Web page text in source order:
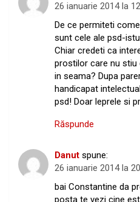
26 ianuarie 2014 la
De ce permiteti
sunt cele ale psd-
Chiar credeti ca
prostilor care nu stiu
in seama? Dupa
handicapat
psd! Doar leprele si
Răspunde
Danut spune:
26 ianuarie 2014 la
bai Constantine da
posta te vezi cine